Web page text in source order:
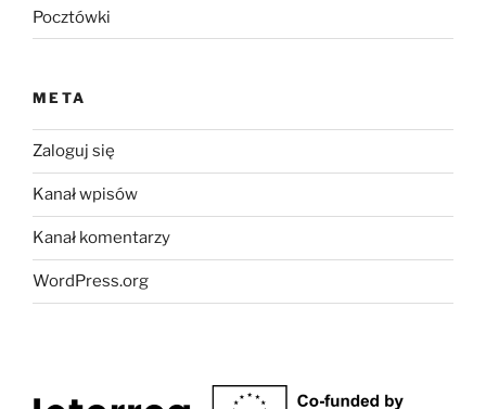
Pocztówki
META
Zaloguj się
Kanał wpisów
Kanał komentarzy
WordPress.org